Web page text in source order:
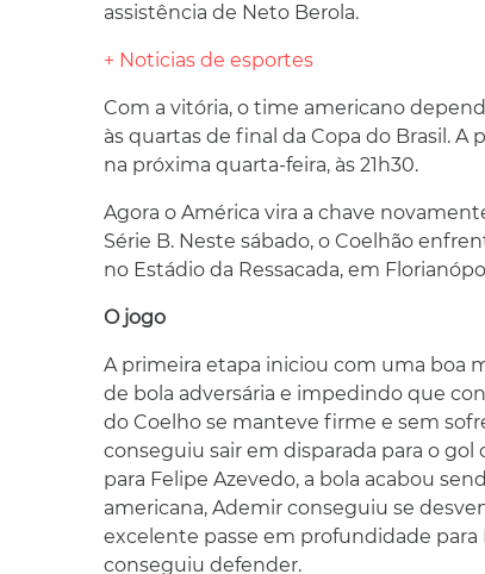
assistência de Neto Berola.
+ Noticias de esportes
Com a vitória, o time americano
às quartas de final da Copa do Brasil.
na próxima quarta-feira, às 21h30.
Agora o América vira a chave
Série B. Neste sábado, o Coelhão
no Estádio da Ressacada, em
O jogo
A primeira etapa iniciou com uma boa
de bola adversária e impedindo que
do Coelho se manteve firme e sem
conseguiu sair em disparada para o gol
para Felipe Azevedo, a bola acabou
americana, Ademir conseguiu se
excelente passe em profundidade
conseguiu defender.